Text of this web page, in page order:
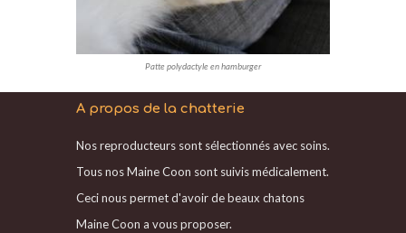
Patte polydactyle en hamburger
A propos de la chatterie
Nos reproducteurs sont sélectionnés avec soins.
Tous nos Maine Coon sont suivis médicalement.
Ceci nous permet d'avoir de beaux chatons
Maine Coon a vous proposer.